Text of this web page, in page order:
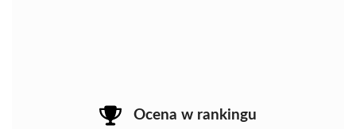
Ocena w rankingu